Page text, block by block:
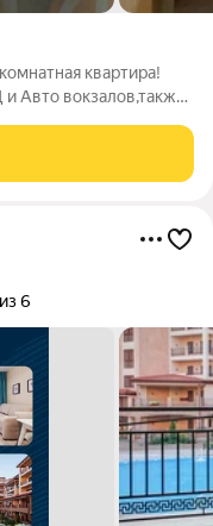
квартира!
Авто вокзалов,также
6